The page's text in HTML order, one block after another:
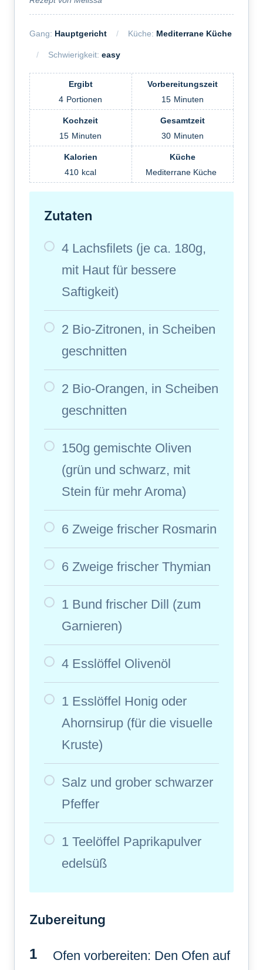
Gang: Hauptgericht Küche: Mediterrane Küche
Schwierigkeit: easy
Ergibt
4 Portionen
Vorbereitungszeit
15 Minuten
Kochzeit
15 Minuten
Gesamtzeit
30 Minuten
Kalorien
410 kcal
Küche
Mediterrane Küche
Zutaten
4 Lachsfilets (je ca. 180g,
mit Haut für bessere
Saftigkeit)
2 Bio-Zitronen, in Scheiben
geschnitten
2 Bio-Orangen, in Scheiben
geschnitten
150g gemischte Oliven
(grün und schwarz, mit
Stein für mehr Aroma)
6 Zweige frischer Rosmarin
6 Zweige frischer Thymian
1 Bund frischer Dill (zum
Garnieren)
4 Esslöffel Olivenöl
1 Esslöffel Honig oder
Ahornsirup (für die visuelle
Kruste)
Salz und grober schwarzer
Pfeffer
1 Teelöffel Paprikapulver
edelsüß
Zubereitung
Ofen vorbereiten: Den Ofen auf